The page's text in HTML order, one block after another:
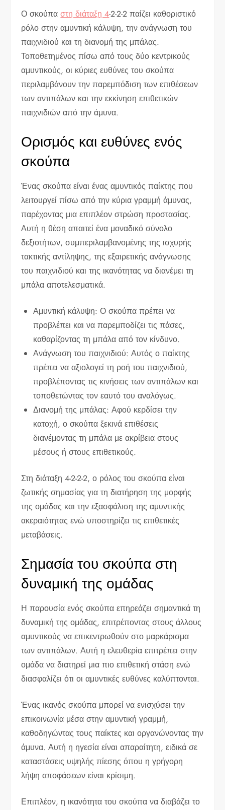
Ο σκούπαστη διάταξη 4-2-2-2 παίζει καθοριστικό
ρόλο στην αμυντική κάλυψη, την ανάγνωση του
παιχνιδιού και τη διανομή της μπάλας.
Τοποθετημένος πίσω από τους δύο κεντρικούς
αμυντικούς, οι κύριες ευθύνες του σκούπα
περιλαμβάνουν την παρεμπόδιση των επιθέσεων
των αντιπάλων και την εκκίνηση επιθετικών
παιχνιδιών από την άμυνα.
Ορισμός και ευθύνες ενός
σκούπα
Ένας σκούπα είναι ένας αμυντικός παίκτης που
λειτουργεί πίσω από την κύρια γραμμή άμυνας,
παρέχοντας μια επιπλέον στρώση προστασίας.
Αυτή η θέση απαιτεί ένα μοναδικό σύνολο
δεξιοτήτων, συμπεριλαμβανομένης της ισχυρής
τακτικής αντίληψης, της εξαιρετικής ανάγνωσης
του παιχνιδιού και της ικανότητας να διανέμει τη
μπάλα αποτελεσματικά.
Αμυντική κάλυψη: Ο σκούπα πρέπει να
προβλέπει και να παρεμποδίζει τις πάσες,
καθαρίζοντας τη μπάλα από τον κίνδυνο.
Ανάγνωση του παιχνιδιού: Αυτός ο παίκτης
πρέπει να αξιολογεί τη ροή του παιχνιδιού,
προβλέποντας τις κινήσεις των αντιπάλων και
τοποθετώντας τον εαυτό του αναλόγως.
Διανομή της μπάλας: Αφού κερδίσει την
κατοχή, ο σκούπα ξεκινά επιθέσεις
διανέμοντας τη μπάλα με ακρίβεια στους
μέσους ή στους επιθετικούς.
Στη διάταξη 4-2-2-2, ο ρόλος του σκούπα είναι
ζωτικής σημασίας για τη διατήρηση της μορφής
της ομάδας και την εξασφάλιση της αμυντικής
ακεραιότητας ενώ υποστηρίζει τις επιθετικές
μεταβάσεις.
Σημασία του σκούπα στη
δυναμική της ομάδας
Η παρουσία ενός σκούπα επηρεάζει σημαντικά τη
δυναμική της ομάδας, επιτρέποντας στους άλλους
αμυντικούς να επικεντρωθούν στο μαρκάρισμα
των αντιπάλων. Αυτή η ελευθερία επιτρέπει στην
ομάδα να διατηρεί μια πιο επιθετική στάση ενώ
διασφαλίζει ότι οι αμυντικές ευθύνες καλύπτονται.
Ένας ικανός σκούπα μπορεί να ενισχύσει την
επικοινωνία μέσα στην αμυντική γραμμή,
καθοδηγώντας τους παίκτες και οργανώνοντας την
άμυνα. Αυτή η ηγεσία είναι απαραίτητη, ειδικά σε
καταστάσεις υψηλής πίεσης όπου η γρήγορη
λήψη αποφάσεων είναι κρίσιμη.
Επιπλέον, η ικανότητα του σκούπα να διαβάζει το